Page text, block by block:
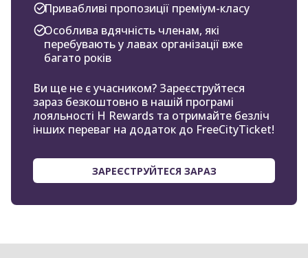
Привабливі пропозиції преміум-класу
Особлива вдячність членам, які
перебувають у лавах організації вже
багато років
Ви ще не є учасником? Зареєструйтеся
зараз безкоштовно в нашій програмі
лояльності H Rewards та отримайте безліч
інших переваг на додаток до FreeCityTicket!
ЗАРЕЄСТРУЙТЕСЯ ЗАРАЗ